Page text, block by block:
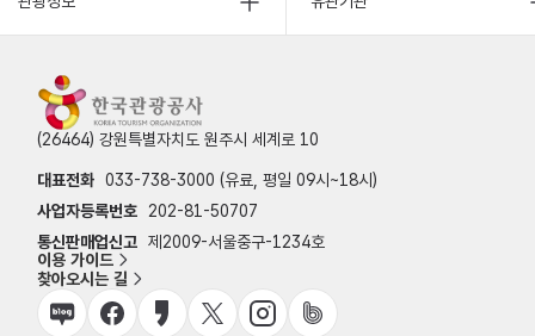
(26464) 강원특별자치도 원주시 세계로 10
대표전화 033-738-3000 (유료, 평일 09시~18시)
사업자등록번호
202-81-50707
통신판매업신고 제2009-서울중구-1234호
이용 가이드
찾아오시는 길